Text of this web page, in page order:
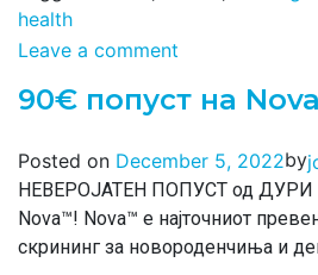
health
Leave a comment
90€ попуст на
Posted on December 5, 2022by
НЕВЕРОЈАТЕН ПОПУСТ од ДУРИ –
Nova™! Nova™ е најточниот
скрининг за новороденчиња и